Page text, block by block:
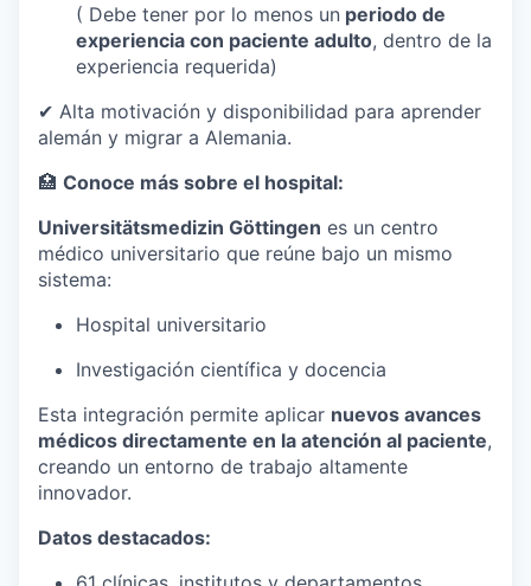
( Debe tener por lo menos un periodo de
experiencia con paciente adulto, dentro de la
experiencia requerida)
✔ Alta motivación y disponibilidad para aprender
alemán y migrar a Alemania.
🏥 Conoce más sobre el hospital:
Universitätsmedizin Göttingen es un centro
médico universitario que reúne bajo un mismo
sistema:
Hospital universitario
Investigación científica y docencia
Esta integración permite aplicar nuevos avances
médicos directamente en la atención al paciente,
creando un entorno de trabajo altamente
innovador.
Datos destacados: